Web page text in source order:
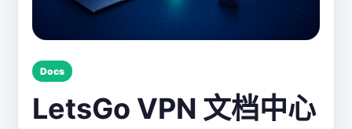
Docs
LetsGo VPN 文档中心